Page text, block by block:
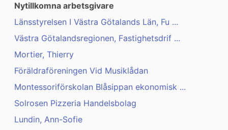
Nytillkomna arbetsgivare
Länsstyrelsen I Västra Götalands Län, Fu ...
Västra Götalandsregionen, Fastighetsdrif ...
Mortier, Thierry
Föräldraföreningen Vid Musiklådan
Montessoriförskolan Blåsippan ekonomisk ...
Solrosen Pizzeria Handelsbolag
Lundin, Ann-Sofie